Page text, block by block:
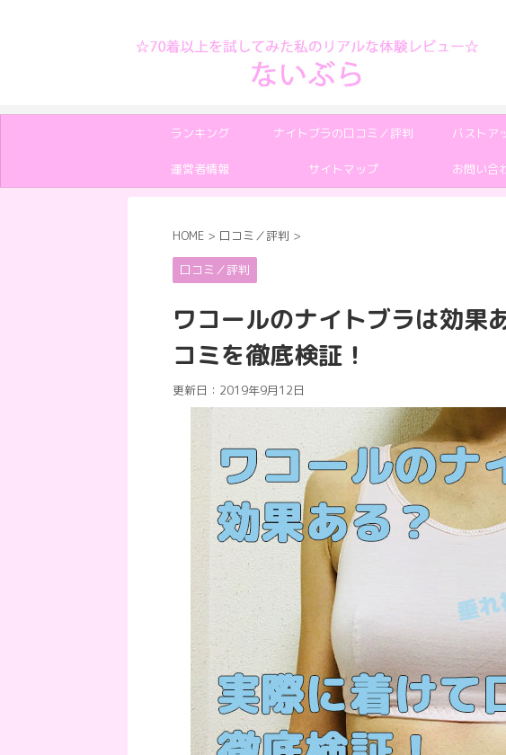
ランキング ナイトブラの口コミ／評判 バストア
運営者情報 サイトマップ お問い合
HOME > 口コミ／評判 >
口コミ／評判
ワコールのナイトブラは効果
コミを徹底検証！
更新日： 2019年9月12日